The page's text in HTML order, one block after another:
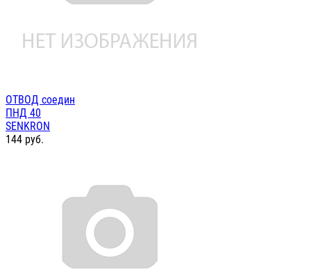
ОТВОД соедин
ПНД 40
SENKRON
144 руб.